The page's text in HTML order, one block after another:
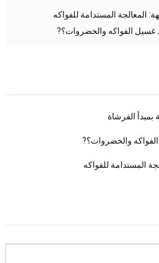
المعالجة المستدامة للفواكه
الفواكه والخضروات؟?
الفرشاة
والخضروات؟?
المستدامة للفواكه